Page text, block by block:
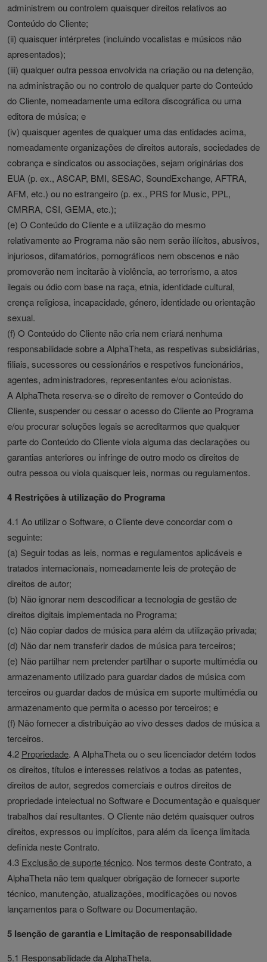
administrem ou controlem quaisquer direitos relativos ao
Conteúdo do Cliente;
(ii) quaisquer intérpretes (incluindo vocalistas e músicos não
apresentados);
(iii) qualquer outra pessoa envolvida na criação ou na detenção,
na administração ou no controlo de qualquer parte do Conteúdo
do Cliente, nomeadamente uma editora discográfica ou uma
editora de música; e
(iv) quaisquer agentes de qualquer uma das entidades acima,
nomeadamente organizações de direitos autorais, sociedades de
cobrança e sindicatos ou associações, sejam originárias dos
EUA (p. ex., ASCAP, BMI, SESAC, SoundExchange, AFTRA,
AFM, etc.) ou no estrangeiro (p. ex., PRS for Music, PPL,
CMRRA, CSI, GEMA, etc.);
(e) O Conteúdo do Cliente e a utilização do mesmo
relativamente ao Programa não são nem serão ilícitos, abusivos,
injuriosos, difamatórios, pornográficos nem obscenos e não
promoverão nem incitarão à violência, ao terrorismo, a atos
ilegais ou ódio com base na raça, etnia, identidade cultural,
crença religiosa, incapacidade, género, identidade ou orientação
sexual.
(f) O Conteúdo do Cliente não cria nem criará nenhuma
responsabilidade sobre a AlphaTheta, as respetivas subsidiárias,
filiais, sucessores ou cessionários e respetivos funcionários,
agentes, administradores, representantes e/ou acionistas.
A AlphaTheta reserva-se o direito de remover o Conteúdo do
Cliente, suspender ou cessar o acesso do Cliente ao Programa
e/ou procurar soluções legais se acreditarmos que qualquer
parte do Conteúdo do Cliente viola alguma das declarações ou
garantias anteriores ou infringe de outro modo os direitos de
outra pessoa ou viola quaisquer leis, normas ou regulamentos.
4 Restrições à utilização do Programa
4.1 Ao utilizar o Software, o Cliente deve concordar com o
seguinte:
(a) Seguir todas as leis, normas e regulamentos aplicáveis e
tratados internacionais, nomeadamente leis de proteção de
direitos de autor;
(b) Não ignorar nem descodificar a tecnologia de gestão de
direitos digitais implementada no Programa;
(c) Não copiar dados de música para além da utilização privada;
(d) Não dar nem transferir dados de música para terceiros;
(e) Não partilhar nem pretender partilhar o suporte multimédia ou
armazenamento utilizado para guardar dados de música com
terceiros ou guardar dados de música em suporte multimédia ou
armazenamento que permita o acesso por terceiros; e
(f) Não fornecer a distribuição ao vivo desses dados de música a
terceiros.
4.2 Propriedade. A AlphaTheta ou o seu licenciador detém todos
os direitos, títulos e interesses relativos a todas as patentes,
direitos de autor, segredos comerciais e outros direitos de
propriedade intelectual no Software e Documentação e quaisquer
trabalhos daí resultantes. O Cliente não detém quaisquer outros
direitos, expressos ou implícitos, para além da licença limitada
definida neste Contrato.
4.3 Exclusão de suporte técnico. Nos termos deste Contrato, a
AlphaTheta não tem qualquer obrigação de fornecer suporte
técnico, manutenção, atualizações, modificações ou novos
lançamentos para o Software ou Documentação.
5 Isenção de garantia e Limitação de responsabilidade
5.1 Responsabilidade da AlphaTheta.